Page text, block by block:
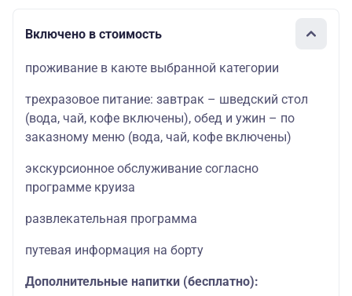
Включено в стоимость
проживание в каюте выбранной категории
трехразовое питание: завтрак – шведский стол
(вода, чай, кофе включены), обед и ужин – по
заказному меню (вода, чай, кофе включены)
экскурсионное обслуживание согласно
программе круиза
развлекательная программа
путевая информация на борту
Дополнительные напитки (бесплатно):